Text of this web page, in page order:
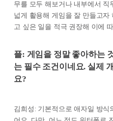
무를 모두 해보거나 내부에서
넓게 활용해 게임을 잘 만들고
고 싶은 일을 적극 권장해 이에
플: 게임을 정말 좋아하는
는 필수 조건이네요. 실제
요?
김희성: 기본적으로 애자일 방